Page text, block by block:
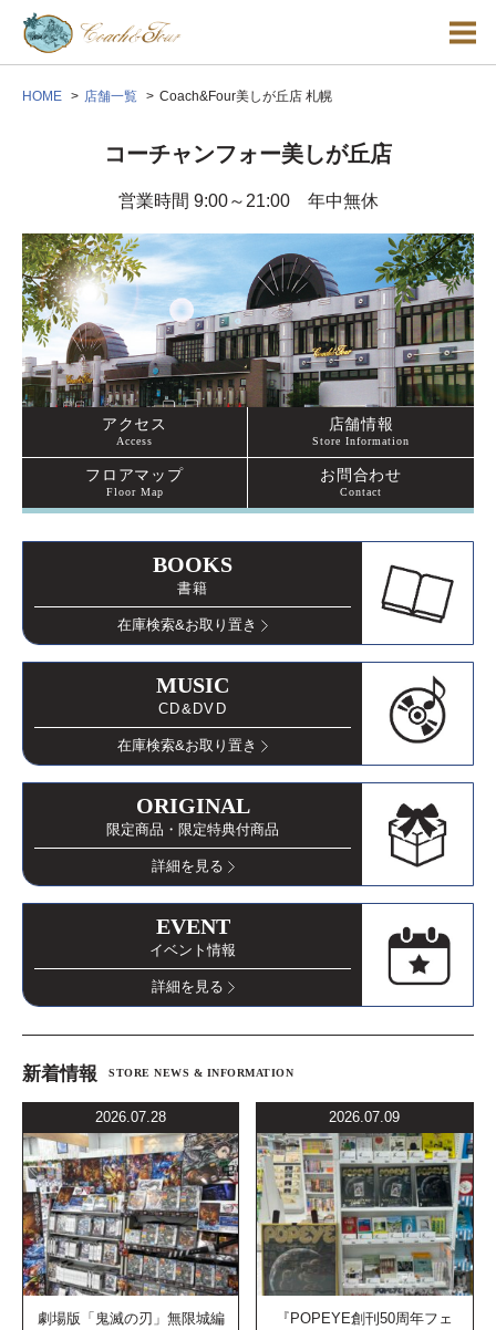
HOME 店舗一覧 Coach&Four美しが丘店 札幌
コーチャンフォー美しが丘店
営業時間 9:00～21:00 年中無休
アクセス
Access
店舗情報
Store Information
フロアマップ
Floor Map
お問合わせ
Contact
BOOKS
書籍
在庫検索&お取り置き
MUSIC
CD&DVD
在庫検索&お取り置き
ORIGINAL
限定商品・限定特典付商品
詳細を見る
EVENT
イベント情報
詳細を見る
新着情報 STORE NEWS & INFORMATION
2026.07.28
劇場版「鬼滅の刃」無限城編
2026.07.09
『POPEYE創刊50周年フェ